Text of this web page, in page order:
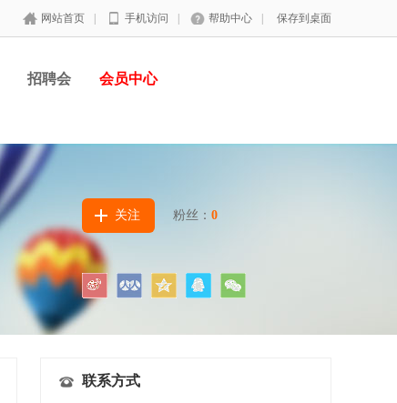
网站首页 手机访问 帮助中心 保存到桌面
招聘会 会员中心
关注 粉丝： 0
联系方式